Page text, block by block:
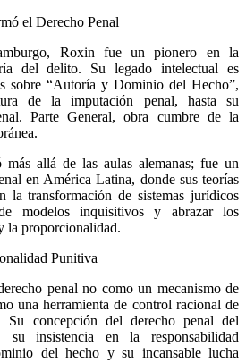
Whatsapp
Linkedin
el Derecho Penal
Roxin fue un pionero en la
del delito. Su legado intelectual es
sobre “Autoría y Dominio del Hecho”,
de la imputación penal, hasta su
Parte General, obra cumbre de la
más allá de las aulas alemanas; fue un
en América Latina, donde sus teorías
la transformación de sistemas jurídicos
modelos inquisitivos y abrazar los
la proporcionalidad.
Punitiva
penal no como un mecanismo de
una herramienta de control racional de
Su concepción del derecho penal del
insistencia en la responsabilidad
del hecho y su incansable lucha